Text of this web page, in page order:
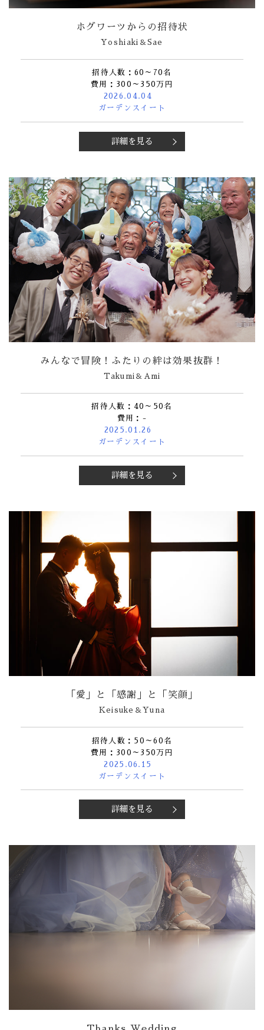
ホグワーツからの招待状
Yoshiaki＆Sae
招待人数：60～70名
費用：300～350万円
2026.04.04
ガーデンスイート
詳細を見る
みんなで冒険！ふたりの絆は効果抜群！
Takumi＆Ami
招待人数：40～50名
費用：-
2025.01.26
ガーデンスイート
詳細を見る
「愛」と「感謝」と「笑顔」
Keisuke＆Yuna
招待人数：50～60名
費用：300～350万円
2025.06.15
ガーデンスイート
詳細を見る